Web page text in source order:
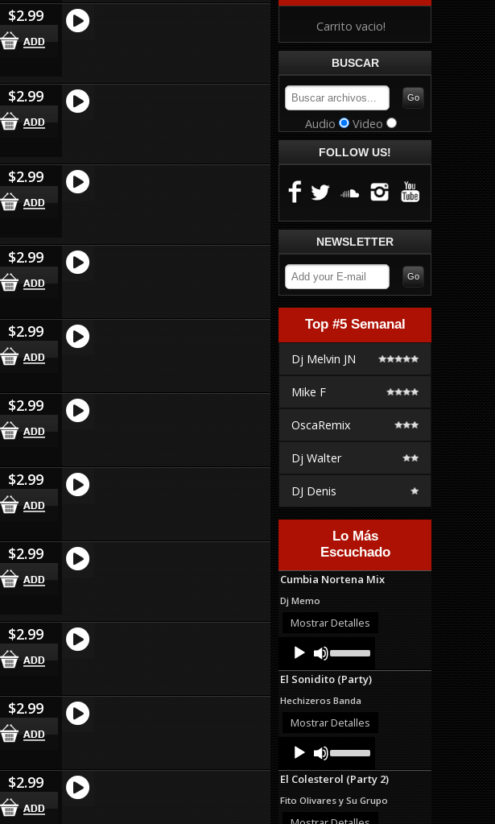
$2.99
$2.99
$2.99
$2.99
$2.99
$2.99
$2.99
$2.99
$2.99
$2.99
$2.99
Carrito vacio!
BUSCAR
Audio Video
FOLLOW US!
NEWSLETTER
Top #5 Semanal
Dj Melvin JN
Mike F
OscaRemix
Dj Walter
DJ Denis
Lo Más
Escuchado
Cumbia Nortena Mix
Dj Memo
Mostrar Detalles
Audio
Player
Up/Down
Arrow
keys
increase
or
El Sonidito (Party)
Hechizeros Banda
Mostrar Detalles
Audio
Player
Up/Down
Arrow
keys
increase
or
El Colesterol (Party 2)
Fito Olivares y Su Grupo